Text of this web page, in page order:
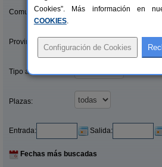
Comunidades:
Provincias/Islas:
Tipo alquiler:
Plazas:
Entrada: Salida:
Fechas más buscadas
Cookies”. Más información en
COOKIES.